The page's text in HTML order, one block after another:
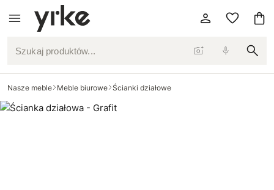
Szukaj produktów...
Nasze meble Meble biurowe Ścianki działowe